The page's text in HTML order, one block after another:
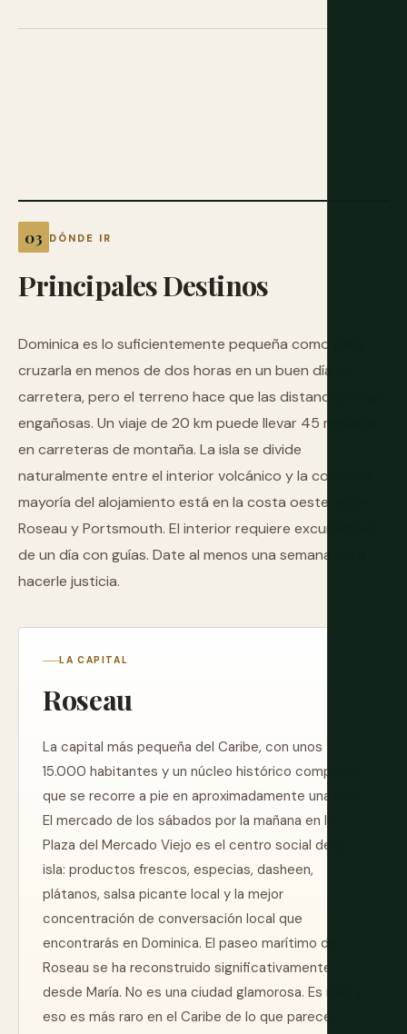
DÓNDE IR
PrincipalesDestinos
Dominica es lo suficientemente pequeña como para
cruzarla en menos de dos horas en un buen día de
carretera, pero el terreno hace que las distancias sean
engañosas. Un viaje de 20 km puede llevar 45 minutos
en carreteras de montaña. La isla se divide
naturalmente entre el interior volcánico y la costa. La
mayoría del alojamiento está en la costa oeste, entre
Roseau y Portsmouth. El interior requiere excursiones
de un día con guías. Date al menos una semana para
hacerle justicia.
LA CAPITAL
Roseau
La capital más pequeña del Caribe, con unos
15.000 habitantes y un núcleo histórico compacto
que se recorre a pie en aproximadamente una hora.
El mercado de los sábados por la mañana en la
Plaza del Mercado Viejo es el centro social de la
isla: productos frescos, especias, dasheen,
plátanos, salsa picante local y la mejor
concentración de conversación local que
encontrarás en Dominica. El paseo marítimo de
Roseau se ha reconstruido significativamente
desde María. No es una ciudad glamorosa. Es real, y
eso es más raro en el Caribe de lo que parece.